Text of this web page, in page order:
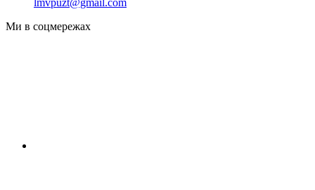
lmvpuzt@gmail.com
Ми в соцмережах